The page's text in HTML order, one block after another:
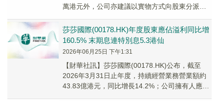
萬港元外，公司亦建議以實物方式向股東分派現
莎莎國際(00178.HK)年度股東應佔溢利同比增
160.5% 末期息連特別息5.3港仙
2026年06月25日 下午1:31
【財華社訊】莎莎國際(00178.HK)公布，截至
2026年3月31日止年度，持續經營業務營業額約
43.83億港元，同比增長14.2%；公司擁有人應佔